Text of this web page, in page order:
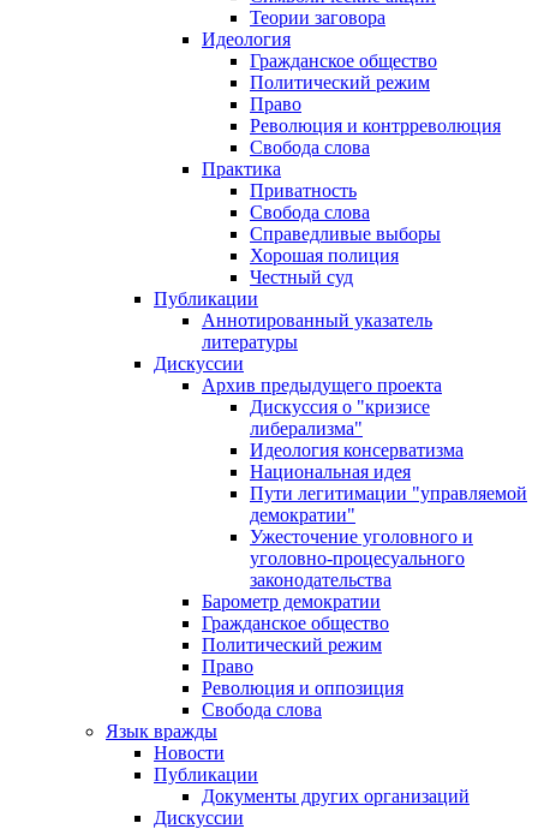
Теории заговора
Идеология
Гражданское общество
Политический режим
Право
Революция и контрреволюция
Свобода слова
Практика
Приватность
Свобода слова
Справедливые выборы
Хорошая полиция
Честный суд
Публикации
Аннотированный указатель
литературы
Дискуссии
Архив предыдущего проекта
Дискуссия о "кризисе
либерализма"
Идеология консерватизма
Национальная идея
Пути легитимации "управляемой
демократии"
Ужесточение уголовного и
уголовно-процесуального
законодательства
Барометр демократии
Гражданское общество
Политический режим
Право
Революция и оппозиция
Свобода слова
Язык вражды
Новости
Публикации
Документы других организаций
Дискуссии